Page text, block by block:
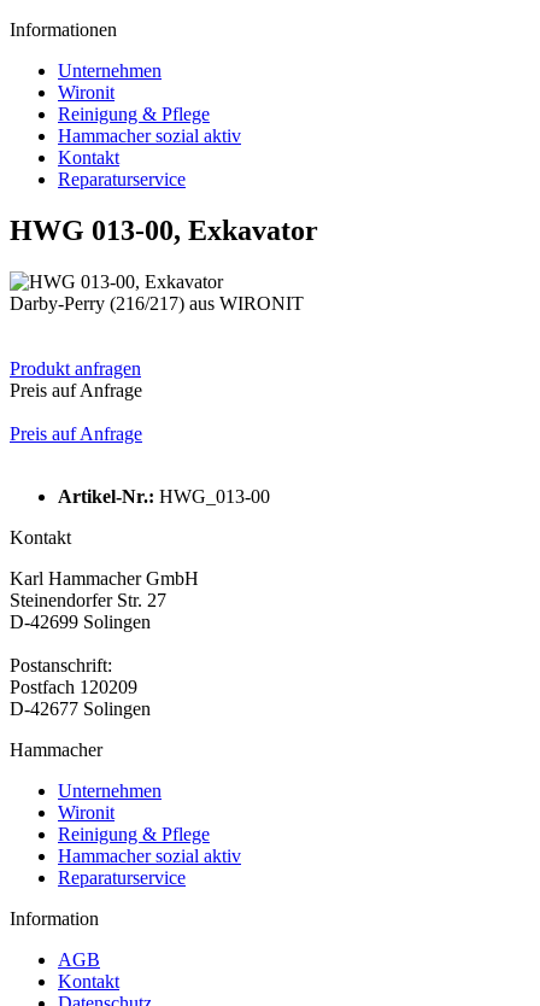
Informationen
Unternehmen
Wironit
Reinigung & Pflege
Hammacher sozial aktiv
Kontakt
Reparaturservice
HWG 013-00, Exkavator
Darby-Perry (216/217) aus WIRONIT
Produkt anfragen
Preis auf Anfrage
Preis auf Anfrage
Artikel-Nr.: HWG_013-00
Kontakt
Karl Hammacher GmbH
Steinendorfer Str. 27
D-42699 Solingen
Postanschrift:
Postfach 120209
D-42677 Solingen
Hammacher
Unternehmen
Wironit
Reinigung & Pflege
Hammacher sozial aktiv
Reparaturservice
Information
AGB
Kontakt